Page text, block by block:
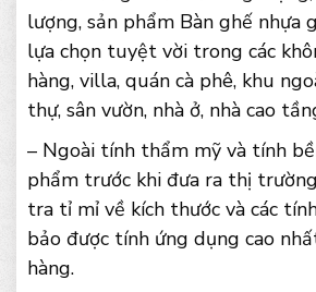
lượng, sản phẩm Bàn ghế nhựa
lựa chọn tuyệt vời trong các
hàng, villa, quán cà phê, khu
thự, sân vườn, nhà ở, nhà cao
– Ngoài tính thẩm mỹ và tính
phẩm trước khi đưa ra thị
tra tỉ mỉ về kích thước và các
bảo được tính ứng dụng cao
hàng.